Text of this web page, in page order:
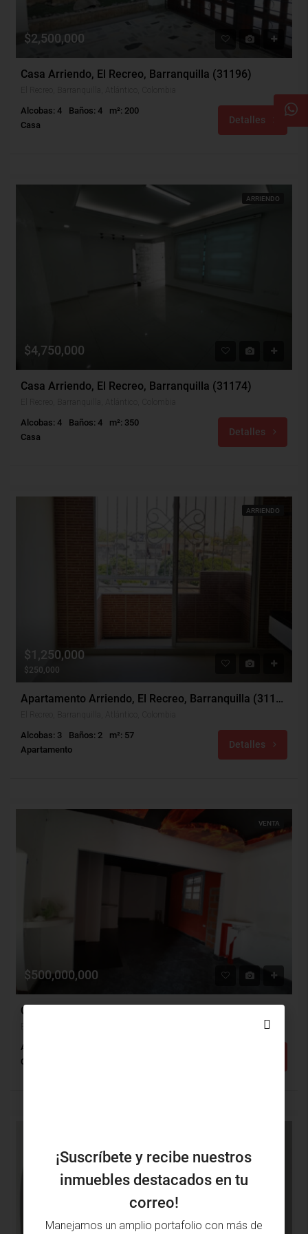
$2,500,000
Casa Arriendo, El Recreo, Barranquilla (31196)
Alcobas: 4 Baños: 4
m²: 200
Casa
Detalles
ARRIENDO
$4,750,000
Casa Arriendo, El Recreo, Barranquilla (31174)
Alcobas: 4 Baños: 4
m²: 350
Casa
Detalles
ARRIENDO
$1,250,000
$250,000
Apartamento Arriendo, El Recreo, Barranquilla (31177)
Alcobas: 3 Baños: 2
m²: 57
Apartamento
Detalles
VENTA
$500,000,000
Casalote Venta, El Recreo, Barranquilla (31016)
Alcobas: 3
Casalote
¡Suscríbete y recibe nuestros
inmuebles destacados en tu
correo!
Manejamos un amplio portafolio con más de